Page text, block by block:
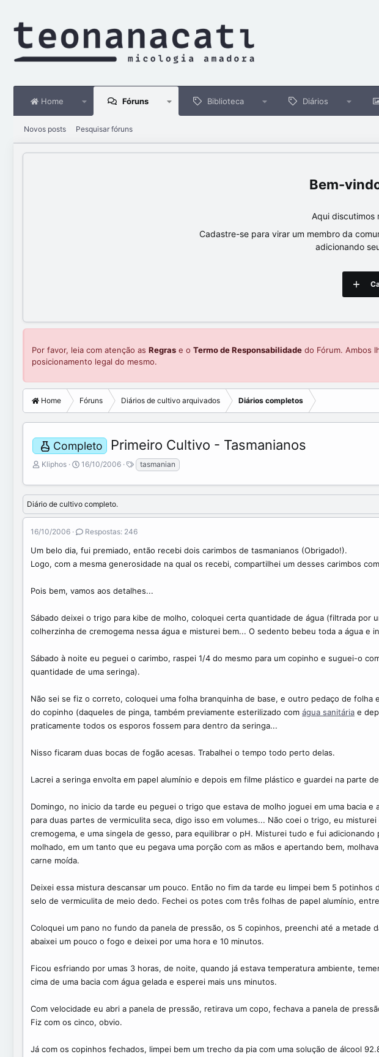
Home Fóruns Biblioteca Diários
Novos posts Pesquisar fóruns
Aqui discutimos
Cadastre-se para virar um membro da
adicionando
Por favor, leia com atenção as Regras e o Termo de Responsabilidade do Fórum. Ambos
posicionamento legal do mesmo.
Home Fóruns Diários de cultivo arquivados Diários completos
Completo Primeiro Cultivo - Tasmanianos
C
i
a
d
o
r
o
t
i
o
Kliphos
D
t
a
d
e
i
í
c
16/10/2006 tasmanian
Diário de cultivo completo.
16/10/2006 Respostas: 246
Um belo dia, fui premiado, então recebi dois carimbos de tasmanianos (Obrigado!).
Logo, com a mesma generosidade na qual os recebi, compartilhei um desses carimbos
Pois bem, vamos aos detalhes...
Sábado deixei o trigo para kibe de molho, coloquei certa quantidade de água (filtrada
colherzinha de cremogema nessa água e misturei bem... O sedento bebeu toda a água
Sábado à noite eu peguei o carimbo, raspei 1/4 do mesmo para um copinho e suguei-o
quantidade de uma seringa).
Não sei se fiz o correto, coloquei uma folha branquinha de base, e outro pedaço de folha
do copinho (daqueles de pinga, também previamente esterilizado com água sanitária e
praticamente todos os esporos fossem para dentro da seringa...
Nisso ficaram duas bocas de fogão acesas. Trabalhei o tempo todo perto delas.
Lacrei a seringa envolta em papel alumínio e depois em filme plástico e guardei na parte
Domingo, no inicio da tarde eu peguei o trigo que estava de molho joguei em uma bacia e
para duas partes de vermiculita seca, digo isso em volumes... Não coei o trigo, eu
cremogema, e uma singela de gesso, para equilibrar o pH. Misturei tudo e fui
molhado, em um tanto que eu pegava uma porção com as mãos e apertando bem,
carne moída.
Deixei essa mistura descansar um pouco. Então no fim da tarde eu limpei bem 5
selo de vermiculita de meio dedo. Fechei os potes com três folhas de papel alumínio,
Coloquei um pano no fundo da panela de pressão, os 5 copinhos, preenchi até a
abaixei um pouco o fogo e deixei por uma hora e 10 minutos.
Ficou esfriando por umas 3 horas, de noite, quando já estava temperatura ambiente,
cima de uma bacia com água gelada e esperei mais uns minutos.
Com velocidade eu abri a panela de pressão, retirava um copo, fechava a panela de
Fiz com os cinco, obvio.
Já com os copinhos fechados, limpei bem um trecho da pia com uma solução de álcool